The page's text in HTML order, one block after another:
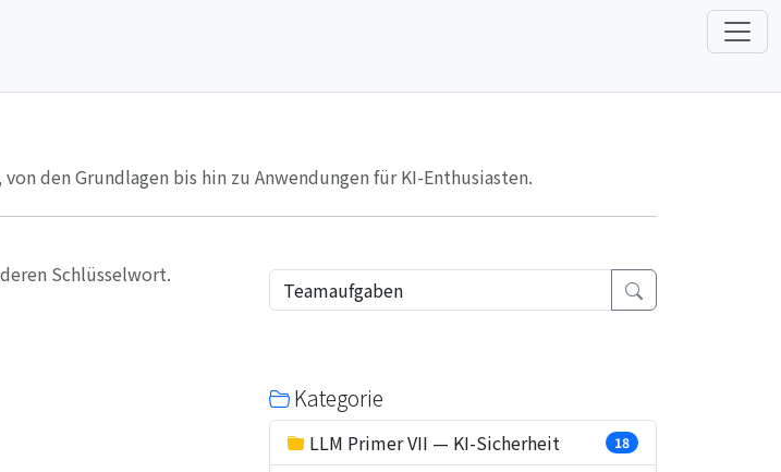
den Grundlagen bis hin zu Anwendungen für KI-Enthusiasten.
Schlüsselwort.
Kategorie
LLM Primer VII — KI-Sicherheit 18